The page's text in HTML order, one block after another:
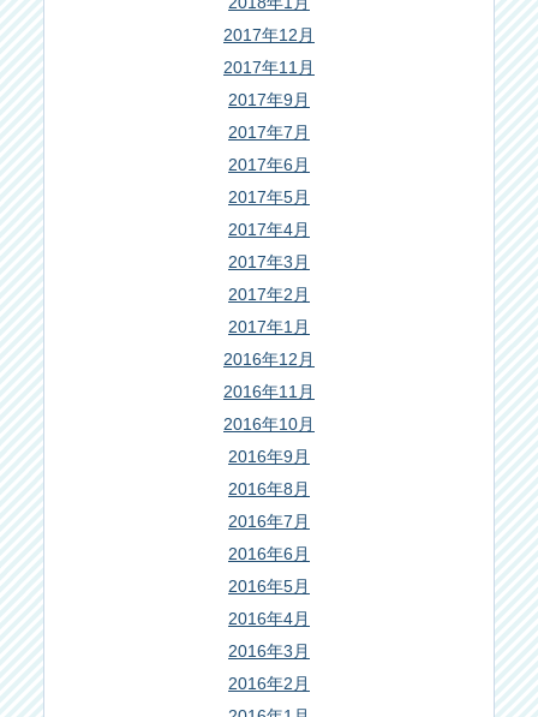
2017年12月
2017年11月
2017年9月
2017年7月
2017年6月
2017年5月
2017年4月
2017年3月
2017年2月
2017年1月
2016年12月
2016年11月
2016年10月
2016年9月
2016年8月
2016年7月
2016年6月
2016年5月
2016年4月
2016年3月
2016年2月